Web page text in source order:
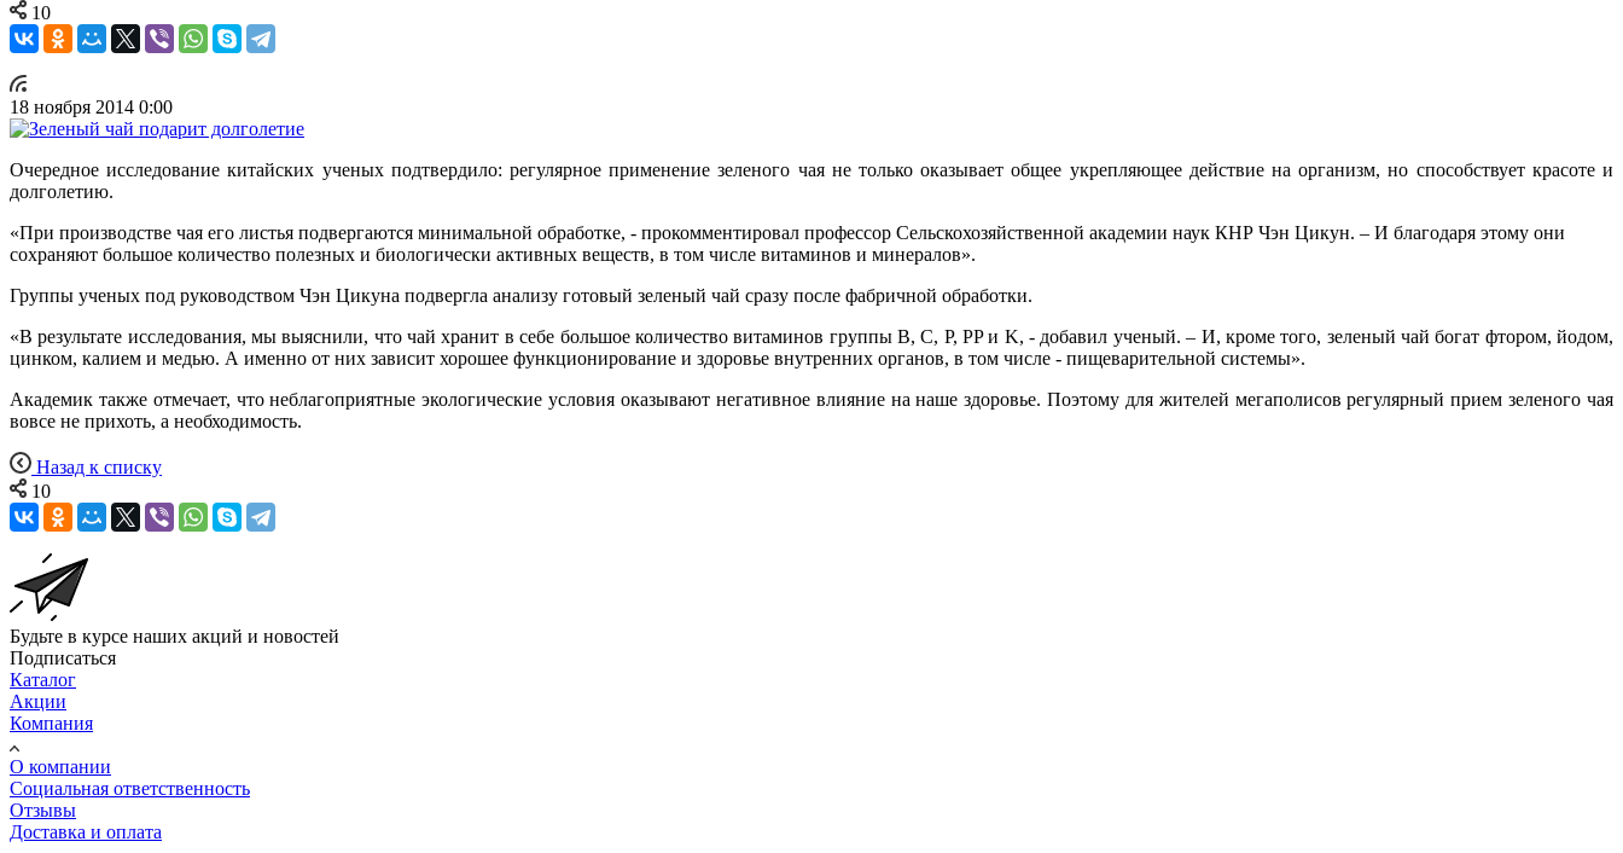
10
18 ноября 2014 0:00
Очередное исследование китайских ученых подтвердило: регулярное применение зеленого чая не только оказывает общее укрепляющее действие на организм, но способствует красоте и
долголетию.
«При производстве чая его листья подвергаются минимальной обработке, - прокомментировал профессор Сельскохозяйственной академии наук КНР Чэн Цикун. – И благодаря этому они
сохраняют большое количество полезных и биологически активных веществ, в том числе витаминов и минералов».
Группы ученых под руководством Чэн Цикуна подвергла анализу готовый зеленый чай сразу после фабричной обработки.
«В результате исследования, мы выяснили, что чай хранит в себе большое количество витаминов группы B, C, P, PP и K, - добавил ученый. – И, кроме того, зеленый чай богат фтором, йодом,
цинком, калием и медью. А именно от них зависит хорошее функционирование и здоровье внутренних органов, в том числе - пищеварительной системы».
Академик также отмечает, что неблагоприятные экологические условия оказывают негативное влияние на наше здоровье. Поэтому для жителей мегаполисов регулярный прием зеленого чая
вовсе не прихоть, а необходимость.
Назад к списку
10
Будьте в курсе наших акций и новостей
Подписаться
Каталог
Акции
Компания
О компании
Социальная ответственность
Отзывы
Доставка и оплата